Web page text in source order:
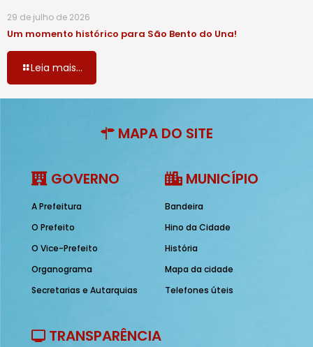
29 de julho de 2026
Um momento histórico para São Bento do Una!
Leia mais...
MAPA DO SITE
GOVERNO
A Prefeitura
O Prefeito
O Vice-Prefeito
Organograma
Secretarias e Autarquias
MUNICÍPIO
Bandeira
Hino da Cidade
História
Mapa da cidade
Telefones úteis
TRANSPARÊNCIA